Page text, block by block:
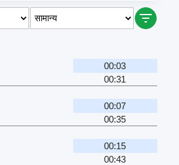
00:03
00:31
00:07
00:35
00:15
00:43